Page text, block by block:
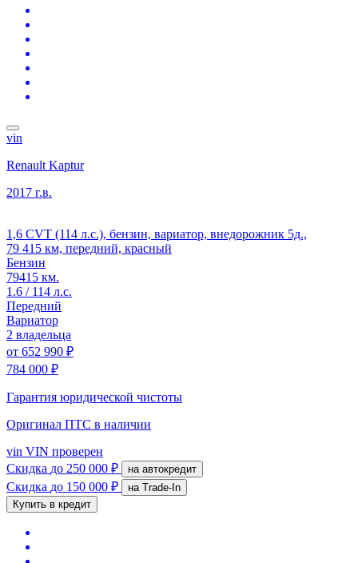
vin
Renault Kaptur
2017 г.в.
1,6 CVT (114 л.с.), бензин, вариатор, внедорожник 5д.,
79 415 км, передний, красный
Бензин
79415 км.
1.6 / 114 л.с.
Передний
Вариатор
2 владельца
от 652 990 ₽
784 000 ₽
Гарантия юридической чистоты
Оригинал ПТС в наличии
vin VIN проверен
Скидка до 250 000 ₽ на автокредит
Скидка до 150 000 ₽
на Trade-In
Купить в кредит